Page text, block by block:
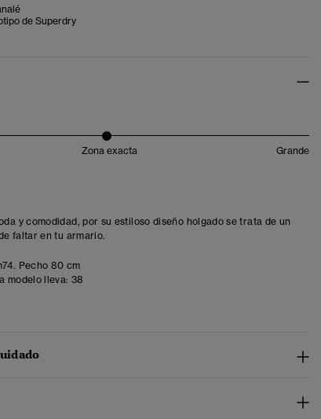
de Superdry
Zona exacta Grande
y comodidad, por su estiloso diseño holgado se trata de un
faltar en tu armario.
Pecho 80 cm
modelo lleva: 38